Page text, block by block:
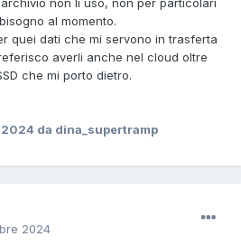
al momento.
quei dati che mi servono in trasferta
averli anche nel cloud oltre
che mi porto dietro.
2024 da dina_supertramp
2024